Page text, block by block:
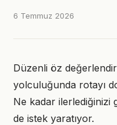
6 Temmuz 2026
Düzenli öz
yolculuğunda rotayı
Ne kadar ilerlediğinizi
de istek yaratıyor.